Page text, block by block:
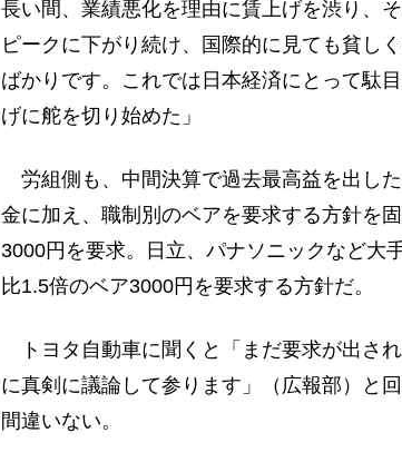
長い間、業績悪化を理由に賃上げを渋り、
ピークに下がり続け、国際的に見ても貧し
ばかりです。これでは日本経済にとって駄
げに舵を切り始めた」
労組側も、中間決算で過去最高益を出し
金に加え、職制別のベアを要求する方針を
3000円を要求。日立、パナソニックなど大
比1.5倍のベア3000円を要求する方針だ。
トヨタ自動車に聞くと「まだ要求が出さ
に真剣に議論して参ります」（広報部）と
間違いない。